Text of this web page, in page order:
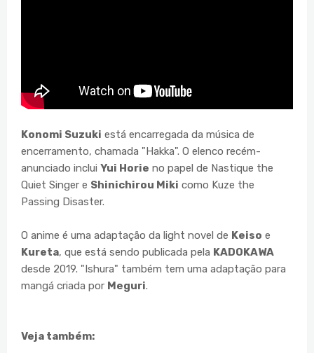
Konomi Suzuki está encarregada da música de
encerramento, chamada "Hakka". O elenco recém-
anunciado inclui Yui Horie no papel de Nastique the
Quiet Singer e Shinichirou Miki como Kuze the
Passing Disaster.
O anime é uma adaptação da light novel de Keiso e
Kureta, que está sendo publicada pela KADOKAWA
desde 2019. "Ishura" também tem uma adaptação para
mangá criada por Meguri.
Veja também: